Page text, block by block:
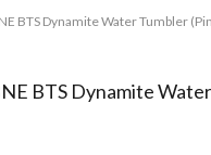
BTS Dynamite Water Tumbler
BTS Dynamite